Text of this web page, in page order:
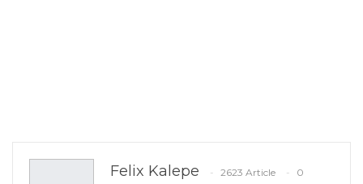
Felix Kalepe 2623 Article
0